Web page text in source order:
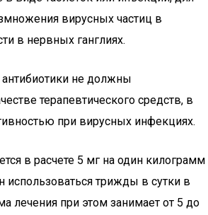
вирусных частиц в
в нервных ганглиях.
антибиотики не должны
терапевтического средств, в
при вирусных инфекциях.
в расчете 5 мг на один килограмм
использоваться трижды в сутки в
лечения при этом занимает от 5 до